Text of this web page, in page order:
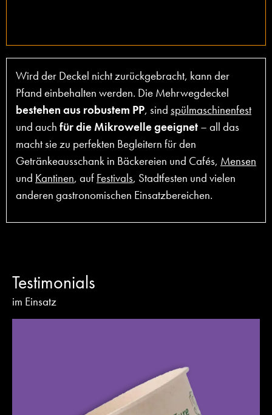
Wird der Deckel nicht zurückgebracht, kann der
Pfand einbehalten werden. Die Mehrwegdeckel
bestehen aus robustem PP, sind spülmaschinenfest
und auch für die Mikrowelle geeignet – all das
macht sie zu perfekten Begleitern für den
Getränkeausschank in Bäckereien und Cafés, Mensen
und Kantinen, auf Festivals, Stadtfesten und vielen
anderen gastronomischen Einsatzbereichen.
Testimonials
im Einsatz